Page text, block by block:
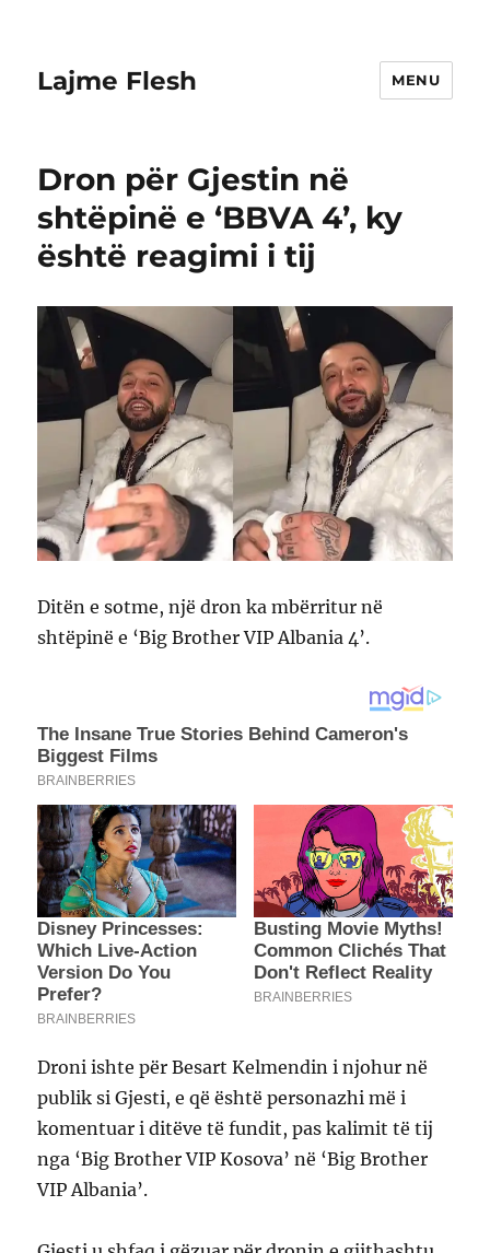
Lajme Flesh MENU
Dron për Gjestin në
shtëpinë e ‘BBVA 4’, ky
është reagimi i tij
Ditën e sotme, një dron ka mbërritur në
shtëpinë e ‘Big Brother VIP Albania 4’.
Droni ishte për Besart Kelmendin i njohur në
publik si Gjesti, e që është personazhi më i
komentuar i ditëve të fundit, pas kalimit të tij
nga ‘Big Brother VIP Kosova’ në ‘Big Brother
VIP Albania’.